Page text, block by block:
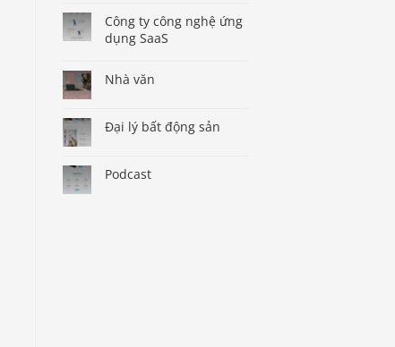
Công ty công nghệ ứng
dụng SaaS
Nhà văn
Đại lý bất động sản
Podcast